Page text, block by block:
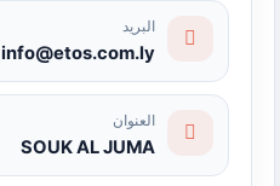
البريد
info@etos.com.ly
العنوان
SOUK AL JUMA